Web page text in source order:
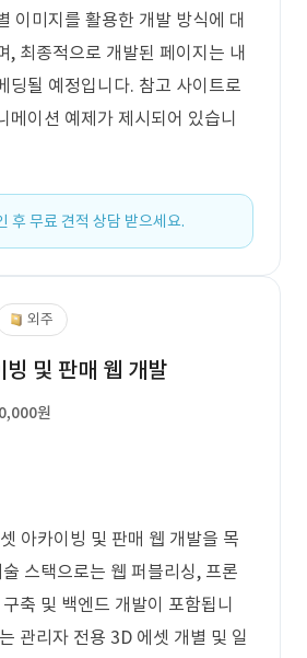
이미지를 활용한 개발 방식에 대
, 최종적으로 개발된 페이지는 내
딩될 예정입니다. 참고 사이트로
이션 예제가 제시되어 있습니
후 무료 견적 상담 받으세요.
외주
및 판매 웹 개발
원
아카이빙 및 판매 웹 개발을 목
스택으로는 웹 퍼블리싱, 프론
축 및 백엔드 개발이 포함됩니
관리자 전용 3D 에셋 개별 및 일